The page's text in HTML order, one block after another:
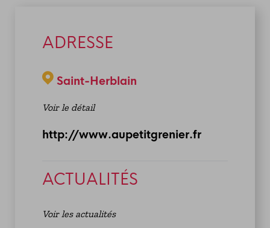
ADRESSE
Saint-Herblain
Voir le détail
http://www.aupetitgrenier.fr
ACTUALITÉS
Voir les actualités